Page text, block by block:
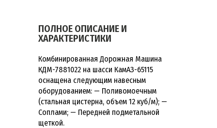
ПОЛНОЕ ОПИСАНИЕ И
ХАРАКТЕРИСТИКИ
Комбинированная Дорожная Машина
КДМ-7881022 на шасси КамАЗ-65115
оснащена следующим навесным
оборудованием: — Поливомоечным
(стальная цистерна, объем 12 куб/м); —
Соплами; — Передней подметальной
щеткой.